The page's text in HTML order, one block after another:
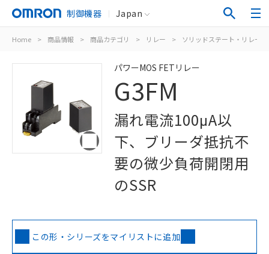
制御機器 Japan
Home > 商品情報 > 商品カテゴリ > リレー > ソリッドステート・リレー
パワーMOS FETリレー
G3FM
漏れ電流100μA以
下、ブリーダ抵抗不
要の微少負荷開閉用
のSSR
この形・シリーズをマイリストに追加